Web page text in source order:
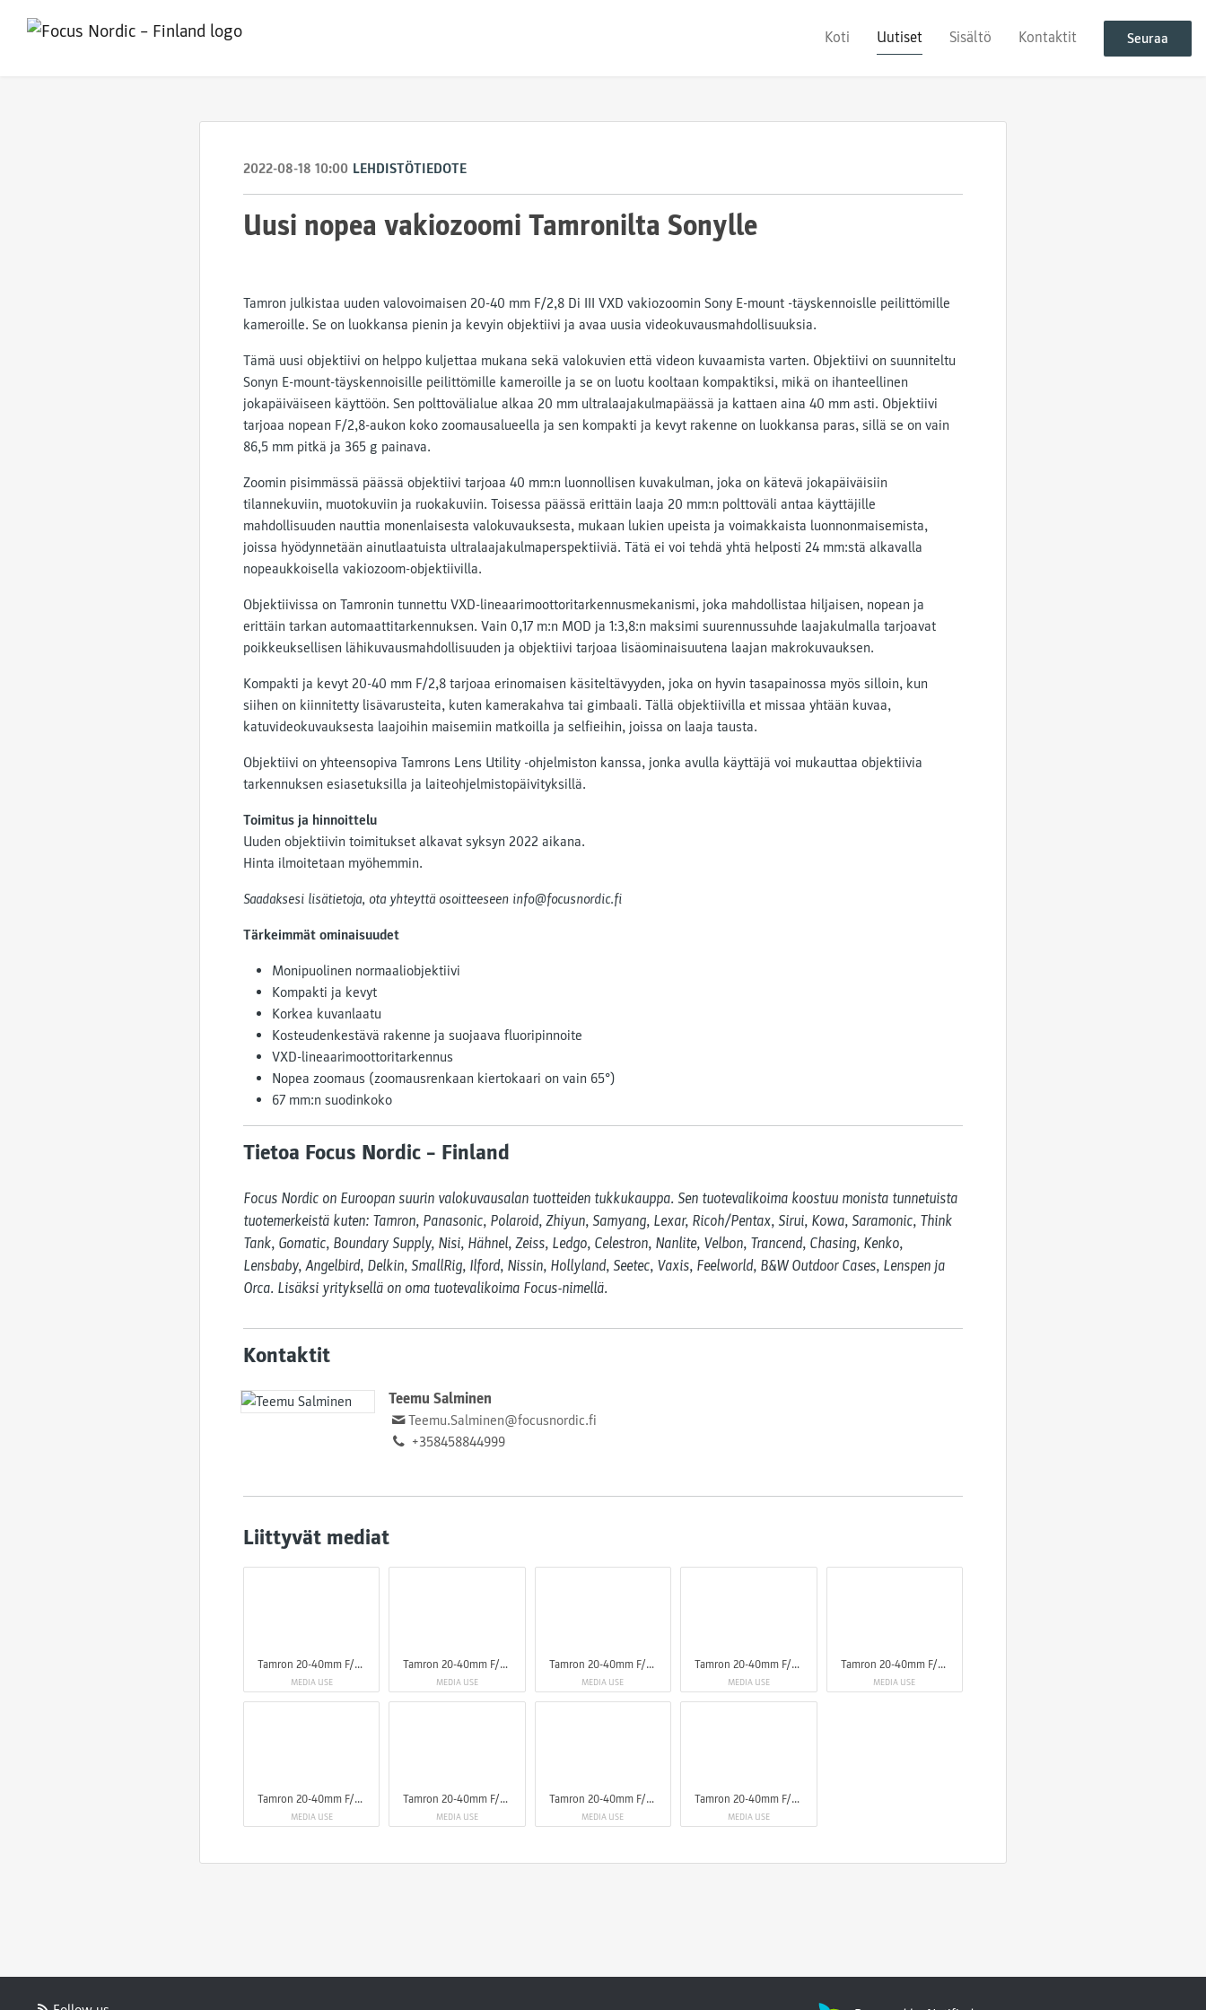
Koti Uutiset Sisältö Kontaktit Seuraa
2022-08-18 10:00 LEHDISTÖTIEDOTE
Uusi nopea vakiozoomi Tamronilta Sonylle
Tamron julkistaa uuden valovoimaisen 20-40 mm F/2,8 Di III VXD vakiozoomin Sony E-mount -täyskennoislle peilittömille
kameroille. Se on luokkansa pienin ja kevyin objektiivi ja avaa uusia videokuvausmahdollisuuksia.
Tämä uusi objektiivi on helppo kuljettaa mukana sekä valokuvien että videon kuvaamista varten. Objektiivi on suunniteltu
Sonyn E-mount-täyskennoisille peilittömille kameroille ja se on luotu kooltaan kompaktiksi, mikä on ihanteellinen
jokapäiväiseen käyttöön. Sen polttovälialue alkaa 20 mm ultralaajakulmapäässä ja kattaen aina 40 mm asti. Objektiivi
tarjoaa nopean F/2,8-aukon koko zoomausalueella ja sen kompakti ja kevyt rakenne on luokkansa paras, sillä se on vain
86,5 mm pitkä ja 365 g painava.
Zoomin pisimmässä päässä objektiivi tarjoaa 40 mm:n luonnollisen kuvakulman, joka on kätevä jokapäiväisiin
tilannekuviin, muotokuviin ja ruokakuviin. Toisessa päässä erittäin laaja 20 mm:n polttoväli antaa käyttäjille
mahdollisuuden nauttia monenlaisesta valokuvauksesta, mukaan lukien upeista ja voimakkaista luonnonmaisemista,
joissa hyödynnetään ainutlaatuista ultralaajakulmaperspektiiviä. Tätä ei voi tehdä yhtä helposti 24 mm:stä alkavalla
nopeaukkoisella vakiozoom-objektiivilla.
Objektiivissa on Tamronin tunnettu VXD-lineaarimoottoritarkennusmekanismi, joka mahdollistaa hiljaisen, nopean ja
erittäin tarkan automaattitarkennuksen. Vain 0,17 m:n MOD ja 1:3,8:n maksimi suurennussuhde laajakulmalla tarjoavat
poikkeuksellisen lähikuvausmahdollisuuden ja objektiivi tarjoaa lisäominaisuutena laajan makrokuvauksen.
Kompakti ja kevyt 20-40 mm F/2,8 tarjoaa erinomaisen käsiteltävyyden, joka on hyvin tasapainossa myös silloin, kun
siihen on kiinnitetty lisävarusteita, kuten kamerakahva tai gimbaali. Tällä objektiivilla et missaa yhtään kuvaa,
katuvideokuvauksesta laajoihin maisemiin matkoilla ja selfieihin, joissa on laaja tausta.
Objektiivi on yhteensopiva Tamrons Lens Utility -ohjelmiston kanssa, jonka avulla käyttäjä voi mukauttaa objektiivia
tarkennuksen esiasetuksilla ja laiteohjelmistopäivityksillä.
Toimitus ja hinnoittelu
Uuden objektiivin toimitukset alkavat syksyn 2022 aikana.
Hinta ilmoitetaan myöhemmin.
Saadaksesi lisätietoja, ota yhteyttä osoitteeseen info@focusnordic.fi
Tärkeimmät ominaisuudet
Monipuolinen normaaliobjektiivi
Kompakti ja kevyt
Korkea kuvanlaatu
Kosteudenkestävä rakenne ja suojaava fluoripinnoite
VXD-lineaarimoottoritarkennus
Nopea zoomaus (zoomausrenkaan kiertokaari on vain 65°)
67 mm:n suodinkoko
Tietoa Focus Nordic – Finland
Focus Nordic on Euroopan suurin valokuvausalan tuotteiden tukkukauppa. Sen tuotevalikoima koostuu monista tunnetuista
tuotemerkeistä kuten: Tamron, Panasonic, Polaroid, Zhiyun, Samyang, Lexar, Ricoh/Pentax, Sirui, Kowa, Saramonic, Think
Tank, Gomatic, Boundary Supply, Nisi, Hähnel, Zeiss, Ledgo, Celestron, Nanlite, Velbon, Trancend, Chasing, Kenko,
Lensbaby, Angelbird, Delkin, SmallRig, Ilford, Nissin, Hollyland, Seetec, Vaxis, Feelworld, B&W Outdoor Cases, Lenspen ja
Orca. Lisäksi yrityksellä on oma tuotevalikoima Focus-nimellä.
Kontaktit
Teemu Salminen
Teemu.Salminen@focusnordic.fi
+358458844999
Liittyvät mediat
Tamron 20-40mm F/2.8 Di III VXD
MEDIA USE
Tamron 20-40mm F/2.8 Di III VXD
MEDIA USE
Tamron 20-40mm F/2.8 Di III VXD
MEDIA USE
Tamron 20-40mm F/2.8 Di III VXD
MEDIA USE
Tamron 20-40mm F/2.8 Di III VXD
MEDIA USE
Tamron 20-40mm F/2.8 Di III VXD
MEDIA USE
Tamron 20-40mm F/2.8 Di III VXD
MEDIA USE
Tamron 20-40mm F/2.8 Di III VXD
MEDIA USE
Tamron 20-40mm F/2.8 Di III VXD
MEDIA USE